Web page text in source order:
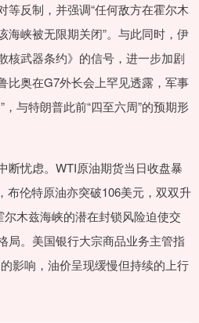
等反制，并强调“任何敌方在霍尔木
海峡被无限期关闭”。与此同时，伊
核武器条约》的信号，进一步加剧
比奥在G7外长会上罕见透露，军事
与特朗普此前“四至六周”的预期形
断忧虑。WTI原油期货当日收盘暴
布伦特原油亦突破106美元，双双升
木兹海峡的潜在封锁风险迫使交
局。美国银行大宗商品业务主管指
影响，油价呈现缓慢但持续的上行